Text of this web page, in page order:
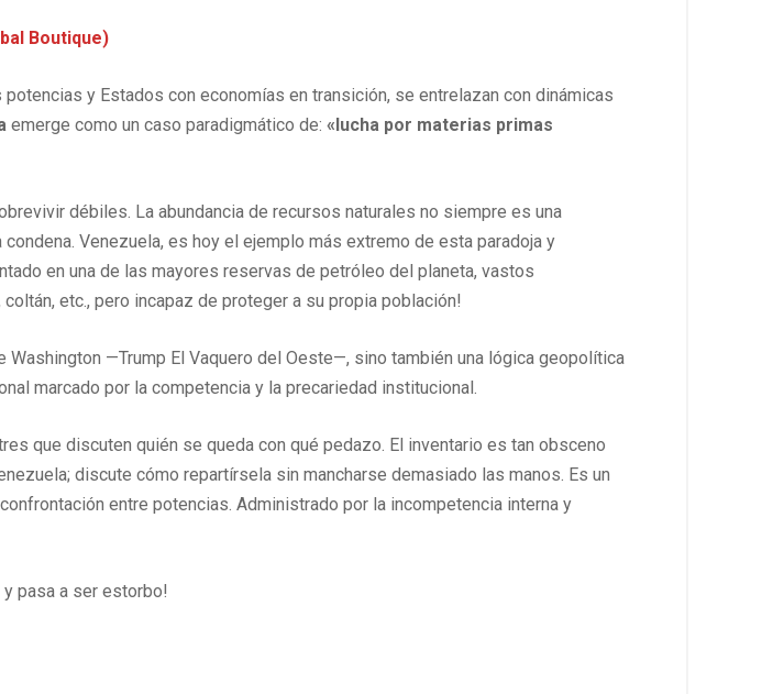
Boutique)
y Estados con economías en transición, se entrelazan con dinámicas
emerge como un caso paradigmático de: «lucha por materias primas
débiles. La abundancia de recursos naturales no siempre es una
Venezuela, es hoy el ejemplo más extremo de esta paradoja y
en una de las mayores reservas de petróleo del planeta, vastos
etc., pero incapaz de proteger a su propia población!
—Trump El Vaquero del Oeste—, sino también una lógica geopolítica
marcado por la competencia y la precariedad institucional.
que discuten quién se queda con qué pedazo. El inventario es tan obsceno
discute cómo repartírsela sin mancharse demasiado las manos. Es un
entre potencias. Administrado por la incompetencia interna y
pasa a ser estorbo!